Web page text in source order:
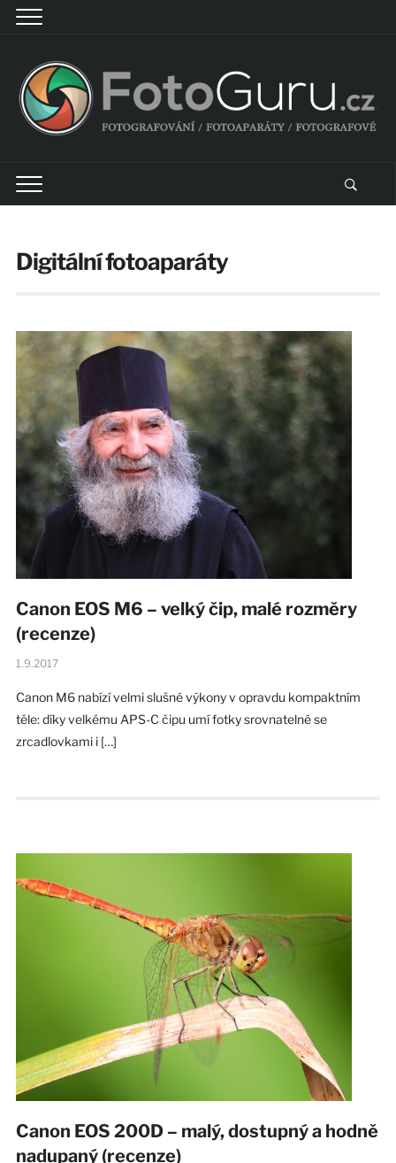
Digitální fotoaparáty
Canon EOS M6 – velký čip, malé rozměry
(recenze)
1.9.2017
Canon M6 nabízí velmi slušné výkony v opravdu kompaktním
těle: díky velkému APS-C čipu umí fotky srovnatelné se
zrcadlovkami i […]
Canon EOS 200D – malý, dostupný a hodně
nadupaný (recenze)